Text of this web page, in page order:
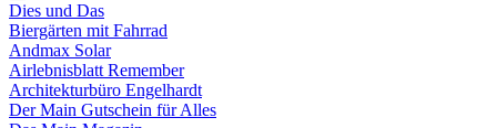
Dies und Das
Biergärten mit Fahrrad
Andmax Solar
Airlebnisblatt Remember
Architekturbüro Engelhardt
Der Main Gutschein für Alles